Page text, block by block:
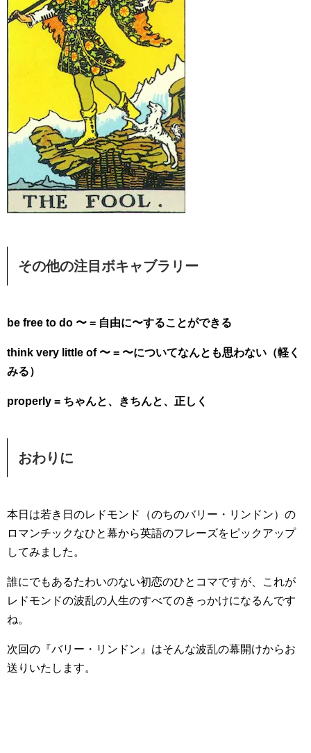
その他の注目ボキャブラリー
be free to do 〜 = 自由に〜することができる
think very little of 〜 = 〜についてなんとも思わない（軽く
みる）
properly = ちゃんと、きちんと、正しく
おわりに
本日は若き日のレドモンド（のちのバリー・リンドン）の
ロマンチックなひと幕から英語のフレーズをピックアップ
してみました。
誰にでもあるたわいのない初恋のひとコマですが、これが
レドモンドの波乱の人生のすべてのきっかけになるんです
ね。
次回の『バリー・リンドン』はそんな波乱の幕開けからお
送りいたします。